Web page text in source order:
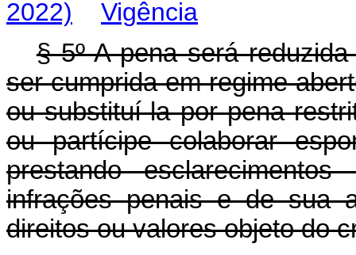
2022)
Vigência
§ 5º A pena será
ser cumprida em regime
ou substituí-la por pena
ou partícipe colaborar
prestando
infrações penais e de sua
direitos ou valores objeto do